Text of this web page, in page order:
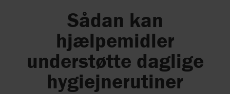
Sådan kan
hjælpemidler
understøtte daglige
hygiejnerutiner